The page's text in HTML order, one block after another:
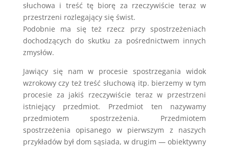
słuchowa i treść tę biorę za rzeczywiście teraz w
przestrzeni rozlegający się świst.
Podobnie ma się też rzecz przy spostrzeżeniach
dochodzących do skutku za pośrednictwem innych
zmysłów.
Jawiący się nam w procesie spostrzegania widok
wzrokowy czy też treść słuchową itp. bierzemy w tym
procesie za jakiś rzeczywiście teraz w przestrzeni
istniejący przedmiot. Przedmiot ten nazywamy
przedmiotem spostrzeżenia. Przedmiotem
spostrzeżenia opisanego w pierwszym z naszych
przykładów był dom sąsiada, w drugim — obiektywny